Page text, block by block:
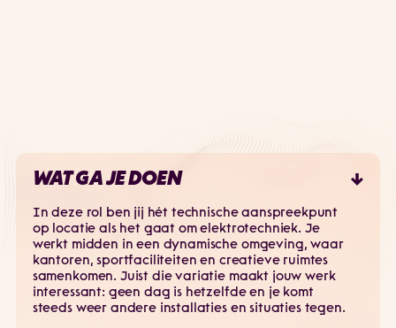
WAT GA JE DOEN
In deze rol ben jij hét technische aanspreekpunt
op locatie als het gaat om elektrotechniek. Je
werkt midden in een dynamische omgeving, waar
kantoren, sportfaciliteiten en creatieve ruimtes
samenkomen. Juist die variatie maakt jouw werk
interessant: geen dag is hetzelfde en je komt
steeds weer andere installaties en situaties tegen.